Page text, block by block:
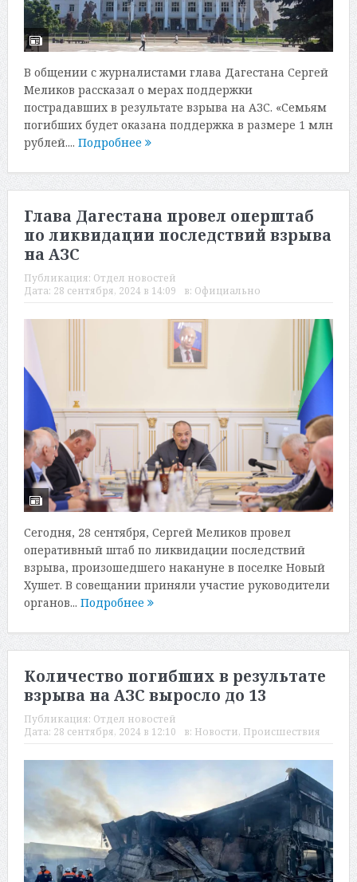
В общении с журналистами глава Дагестана Сергей
Меликов рассказал о мерах поддержки
пострадавших в результате взрыва на АЗС. «Семьям
погибших будет оказана поддержка в размере 1 млн
рублей.... Подробнее
Глава Дагестана провел оперштаб
по ликвидации последствий взрыва
на АЗС
Публикация: Отдел новостей
Дата: 28 сентября, 2024 в 14:09 в: Официально
Сегодня, 28 сентября, Сергей Меликов провел
оперативный штаб по ликвидации последствий
взрыва, произошедшего накануне в поселке Новый
Хушет. В совещании приняли участие руководители
органов... Подробнее
Количество погибших в результате
взрыва на АЗС выросло до 13
Публикация: Отдел новостей
Дата: 28 сентября, 2024 в 12:10 в: Новости, Происшествия